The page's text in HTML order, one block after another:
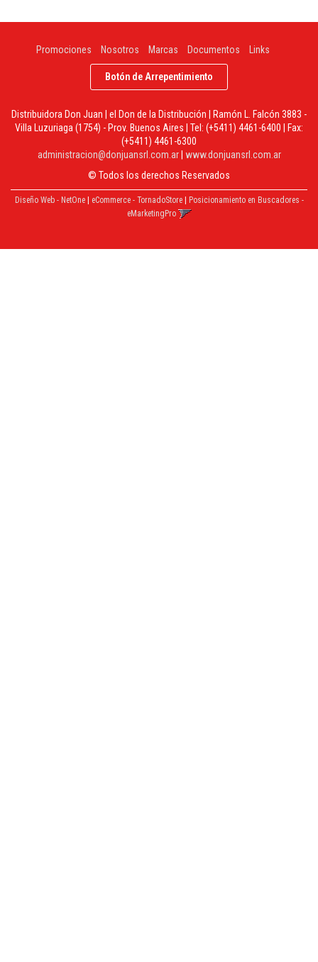
Promociones Nosotros Marcas Documentos Links
Botón de Arrepentimiento
Distribuidora Don Juan | el Don de la Distribución | Ramón L. Falcón 3883 -
Villa Luzuriaga (1754) - Prov. Buenos Aires | Tel: (+5411) 4461-6400 | Fax:
(+5411) 4461-6300
administracion@donjuansrl.com.ar| www.donjuansrl.com.ar
© Todos los derechos Reservados
Diseño Web - NetOne| eCommerce - TornadoStore|
Posicionamiento en Buscadores -
eMarketingPro